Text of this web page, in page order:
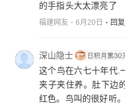
的手指头大太漂亮了
福建网友 6月20日 回复
深山隐士
这个鸟在六七十年代.
夹子夹住养。肚下边
红色。鸟叫的很好听。